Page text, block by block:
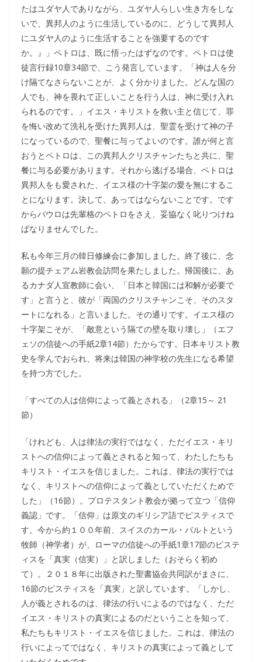
たはユダヤ人でありながら、ユダヤ人らしい生き方をしな
いで、異邦人のように生活しているのに、どうして異邦人
にユダヤ人のように生活することを強要するのです
か。』」ペトロは、既に悟ったはずなのです。ペトロは使
徒言行録10章34節で、こう発言しています。「神は人を分
け隔てなさらないことが、よく分かりました。どんな国の
人でも、神を畏れて正しいことを行う人は、神に受け入れ
られるのです。」イエス・キリストを救い主と信じて、罪
を悔い改めて洗礼を受けた異邦人は、聖霊を受けて神の子
になっているので、聖餐に与ってよいのです。誰が何と言
おうとペトロは、この異邦人クリスチャンたちと共に、聖
餐に与る必要があります。それから逃げる場合、ペトロは
異邦人をも愛された、イエス様の十字架の愛を無にするこ
とになります。決して、あってはならないことです。です
からパウロは先輩格のペトロをさえ、妥協なく叱りつけね
ばなりませんでした。
私も今年三月の韓日修練会に参加しました。終了後に、念
願の提チェアム岩教会訪問を果たしました。帰国後に、あ
るカナダ人宣教師に会い、「日本と韓国には和解が必要で
す」と言うと、彼が「両国のクリスチャンこそ、そのスタ
ートになれる」と言いました。その通りです。イエス様の
十字架こそが、「敵意という隔ての壁を取り壊し」（エフ
ェソの信徒への手紙2章14節）たからです。日本キリスト教
史を学んでおられ、将来は韓国の神学校の先生になる希望
を持つ方でした。
「すべての人は信仰によって義とされる」（2章15～ 21
節）
「けれども、人は律法の実行ではなく、ただイエス・キリ
ストへの信仰によって義とされると知って、わたしたちも
キリスト・イエスを信じました。これは、律法の実行では
なく、キリストへの信仰によって義としていただくためで
した」（16節）。プロテスタント教会が拠って立つ「信仰
義認」です。「信仰」は原文のギリシア語でピスティスで
す。今から約１００年前、スイスのカール・バルトという
牧師（神学者）が、ローマの信徒への手紙1章17節のピステ
ィスを「真実（信実）」と訳しました（おそらく初め
て）。２０１８年に出版された聖書協会共同訳がまさに、
16節のピスティスを「真実」と訳しています。「しかし、
人が義とされるのは、律法の行いによるのではなく、ただ
イエス・キリストの真実によるのだということを知って、
私たちもキリスト・イエスを信じました。これは、律法の
行いによってではなく、キリストの真実によって義として